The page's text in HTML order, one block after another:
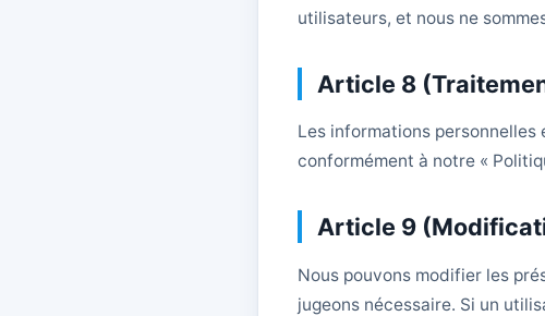
utilisateurs, et nous ne
Article 8
Les informations
conformément à notre «
Article 9
Nous pouvons modifier les
jugeons nécessaire. Si un